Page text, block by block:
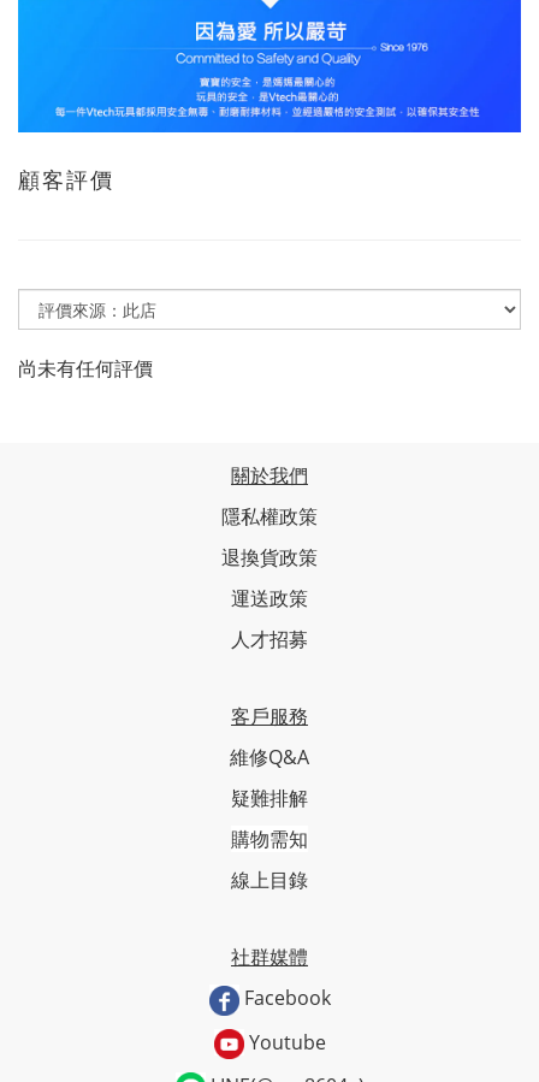
顧客評價
尚未有任何評價
關於我們
隱私權政策
退換貨政策
運送政策
人才招募
客戶服務
維修Q&A
疑難排解
購物需知
線上目錄
社群媒體
Facebook
Youtube